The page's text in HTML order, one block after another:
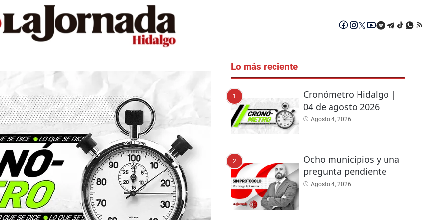
Lo más reciente
1
Cronómetro Hidalgo |
04 de agosto 2026
Agosto 4, 2026
2
Ocho municipios y una
pregunta pendiente
Agosto 4, 2026